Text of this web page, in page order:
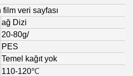
film veri sayfası
ağ Dizi
20-80g/
PES
Temel kağıt yok
110-120℃